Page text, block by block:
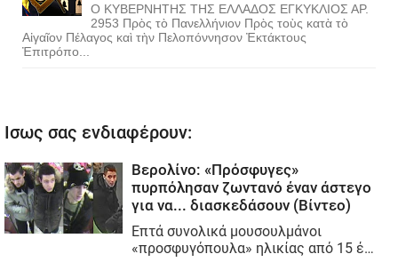
Ο ΚΥΒΕΡΝΗΤΗΣ ΤΗΣ ΕΛΛΑΔΟΣ ΕΓΚΥΚΛΙΟΣ ΑΡ.
2953 Πρὸς τὸ Πανελλήνιον Πρὸς τοὺς κατὰ τὸ
Αἰγαῖον Πέλαγος καὶ τὴν Πελοπόννησον Ἐκτάκτους
Ἐπιτρόπο...